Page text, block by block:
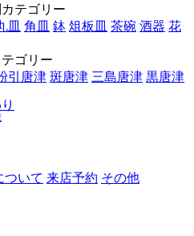
テゴリー
皿 角皿 鉢 俎板皿 茶碗 酒器 花
ゴリー
引唐津 斑唐津 三島唐津 黒唐津
ついて 来店予約 その他